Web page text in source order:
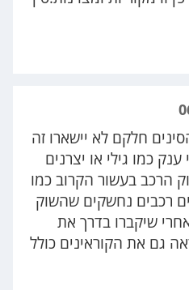
חלקם לא יישארו זה
כמו גילי או יצרנים
הרכב בעשור הקרוב כמו
רכבים נחשקים שהשוק
שיקברו בדרך את
גם את הקוראינים כולל